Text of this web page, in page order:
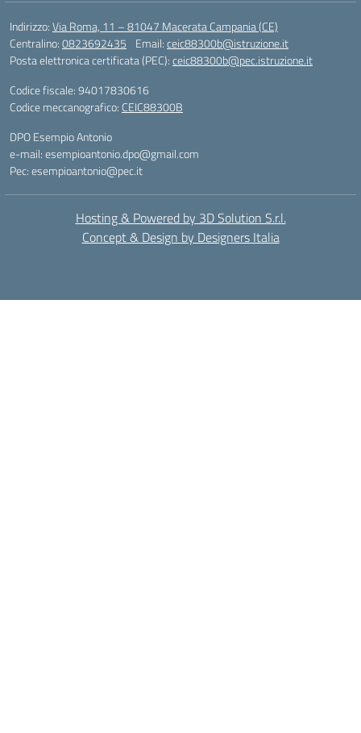
Indirizzo:Via Roma, 11 – 81047 Macerata Campania (CE)
Centralino:0823692435 Email:ceic88300b@istruzione.it
Posta elettronica certificata (PEC):ceic88300b@pec.istruzione.it
Codice fiscale: 94017830616
Codice meccanografico: CEIC88300B
DPO Esempio Antonio
e-mail: esempioantonio.dpo@gmail.com
Pec: esempioantonio@pec.it
Hosting & Powered by 3D Solution S.r.l.
Concept & Design by Designers Italia